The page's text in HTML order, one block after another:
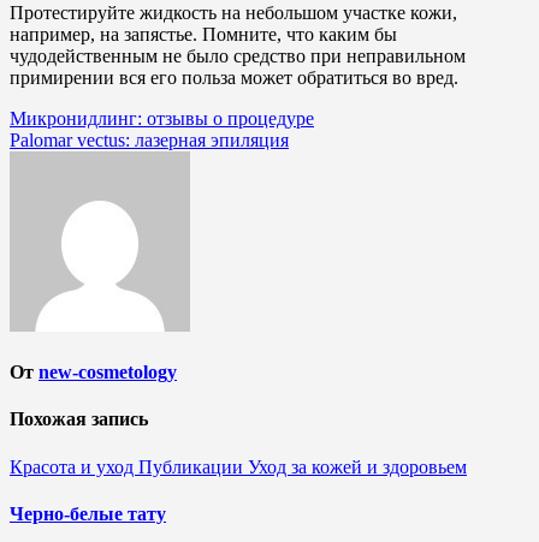
Протестируйте жидкость на небольшом участке кожи,
например, на запястье. Помните, что каким бы
чудодейственным не было средство при неправильном
примирении вся его польза может обратиться во вред.
Навигация
по
Микронидлинг: отзывы о процедуре
Palomar vectus: лазерная эпиляция
От new-cosmetology
Похожая запись
Красота и уход Публикации Уход за кожей и здоровьем
Черно-белые тату